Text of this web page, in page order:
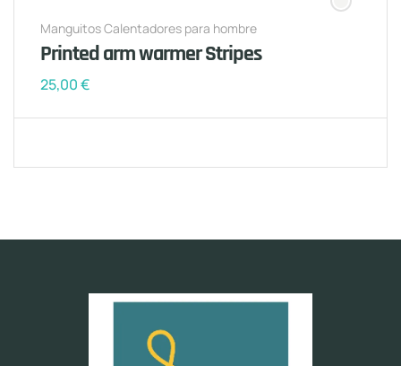
Manguitos Calentadores para hombre
Printed arm warmer Stripes
25,00€